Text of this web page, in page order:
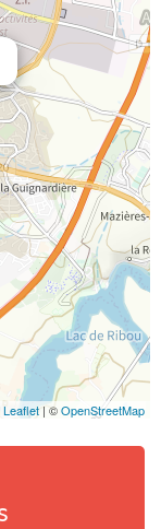
Leaflet | ©OpenStreetMap